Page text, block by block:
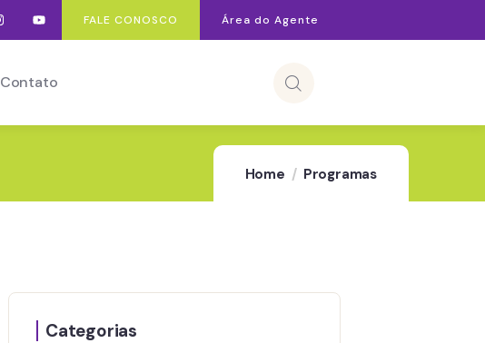
FALE CONOSCO Área do Agente
Contato
Home Programas
Categorias